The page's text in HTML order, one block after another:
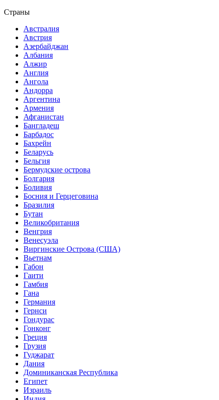
Страны
Австралия
Австрия
Азербайджан
Албания
Алжир
Англия
Ангола
Андорра
Аргентина
Армения
Афганистан
Бангладеш
Барбадос
Бахрейн
Беларусь
Бельгия
Бермудские острова
Болгария
Боливия
Босния и Герцеговина
Бразилия
Бутан
Великобритания
Венгрия
Венесуэла
Виргинские Острова (США)
Вьетнам
Габон
Гаити
Гамбия
Гана
Германия
Гернси
Гондурас
Гонконг
Греция
Грузия
Гуджарат
Дания
Доминиканская Республика
Египет
Израиль